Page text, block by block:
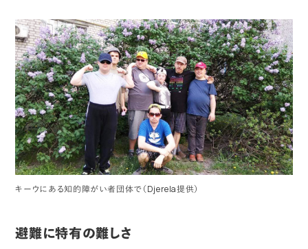
キーウにある知的障がい者団体で（Djerela提供）
避難に特有の難しさ